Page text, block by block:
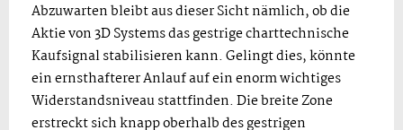
Abzuwarten bleibt aus dieser Sicht nämlich, ob die
Aktie von 3D Systems das gestrige charttechnische
Kaufsignal stabilisieren kann. Gelingt dies, könnte
ein ernsthafterer Anlauf auf ein enorm wichtiges
Widerstandsniveau stattfinden. Die breite Zone
erstreckt sich knapp oberhalb des gestrigen